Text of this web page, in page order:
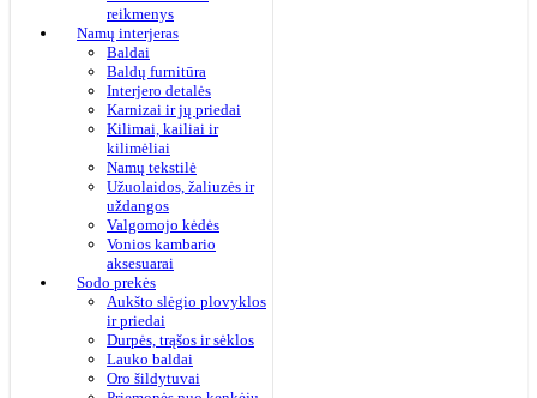
reikmenys
Namų interjeras
Baldai
Baldų furnitūra
Interjero detalės
Karnizai ir jų priedai
Kilimai, kailiai ir
kilimėliai
Namų tekstilė
Užuolaidos, žaliuzės ir
uždangos
Valgomojo kėdės
Vonios kambario
aksesuarai
Sodo prekės
Aukšto slėgio plovyklos
ir priedai
Durpės, trąšos ir sėklos
Lauko baldai
Oro šildytuvai